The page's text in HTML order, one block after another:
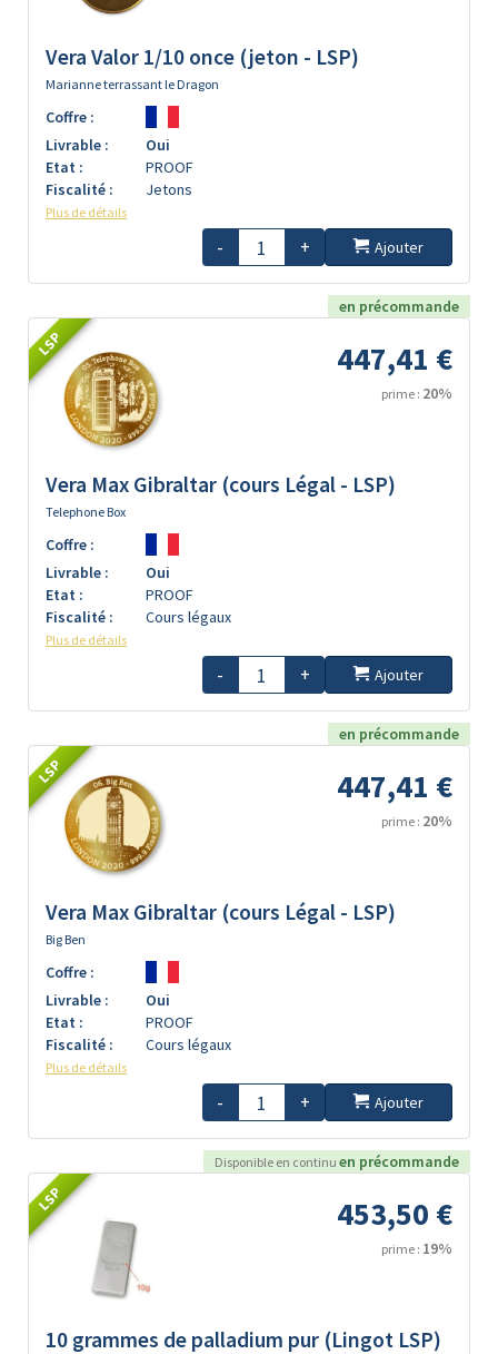
Vera Valor 1/10 once (jeton - LSP)
Marianne terrassant le Dragon
Coffre :
Livrable :
Oui
Etat :
PROOF
Fiscalité :
Jetons
Plus de détails
- + Ajouter
en précommande
LSP 447,41 €
prime : 20%
Vera Max Gibraltar (cours Légal - LSP)
Telephone Box
Coffre :
Livrable :
Oui
Etat :
PROOF
Fiscalité :
Cours légaux
Plus de détails
- + Ajouter
en précommande
LSP 447,41 €
prime : 20%
Vera Max Gibraltar (cours Légal - LSP)
Big Ben
Coffre :
Livrable :
Oui
Etat :
PROOF
Fiscalité :
Cours légaux
Plus de détails
- + Ajouter
Disponible en continu en précommande
LSP 453,50 €
prime : 19%
10 grammes de palladium pur (Lingot LSP)